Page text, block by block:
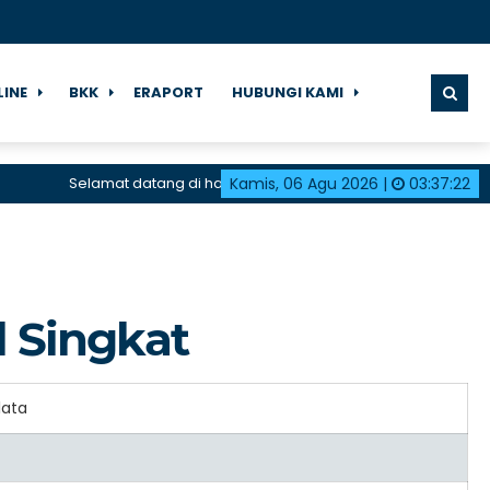
BKK ERAPORT HUBUNGI KAMI
Kamis, 06 Agu 2026 | 03:37:22
Selamat datang di halaman resmi SMK Negeri 1
Singkat